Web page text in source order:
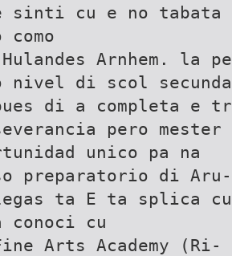
sinti cu e no tabata
como
Hulandes Arnhem. la
nivel di scol
di a completa e
pero
unico pa na
preparatorio di
ta E ta splica cu
conoci cu
Arts Academy (Ri-